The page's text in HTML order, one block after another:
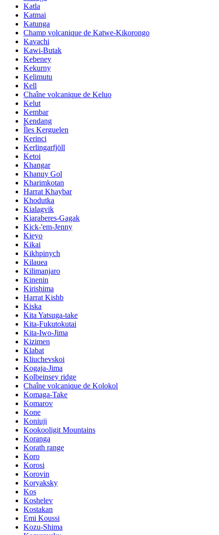
Katla
Katmai
Katunga
Champ volcanique de Katwe-Kikorongo
Kavachi
Kawi-Butak
Kebeney
Kekurny
Kelimutu
Kell
Chaîne volcanique de Keluo
Kelut
Kembar
Kendang
Îles Kerguelen
Kerinci
Kerlingarfjöll
Ketoi
Khangar
Khanuy Gol
Kharimkotan
Harrat Khaybar
Khodutka
Kialagvik
Kiaraberes-Gagak
Kick-'em-Jenny
Kieyo
Kikai
Kikhpinych
Kilauea
Kilimanjaro
Kinenin
Kirishima
Harrat Kishb
Kiska
Kita Yatsuga-take
Kita-Fukutokutai
Kita-Iwo-Jima
Kizimen
Klabat
Kliuchevskoi
Kogaja-Jima
Kolbeinsey ridge
Chaîne volcanique de Kolokol
Komaga-Take
Komarov
Kone
Koniuji
Kookooligit Mountains
Koranga
Korath range
Koro
Korosi
Korovin
Koryaksky
Kos
Koshelev
Kostakan
Emi Koussi
Kozu-Shima